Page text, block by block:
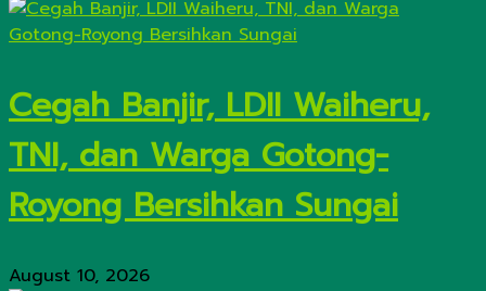
Cegah Banjir, LDII Waiheru,
TNI, dan Warga Gotong-
Royong Bersihkan Sungai
August 10, 2026